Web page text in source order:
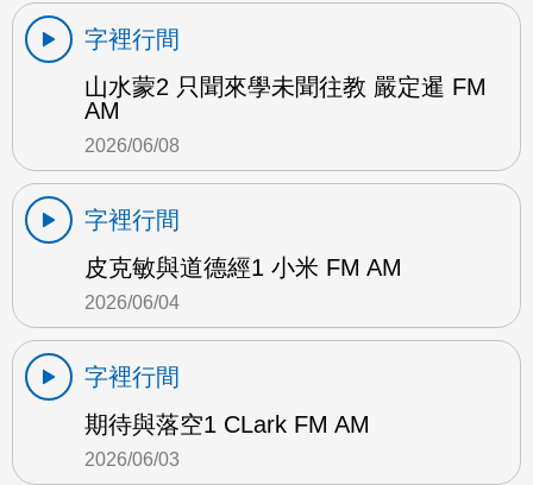
字裡行間
山水蒙2 只聞來學未聞往教 嚴定暹 FM
AM
2026/06/08
字裡行間
皮克敏與道德經1 小米 FM AM
2026/06/04
字裡行間
期待與落空1 CLark FM AM
2026/06/03